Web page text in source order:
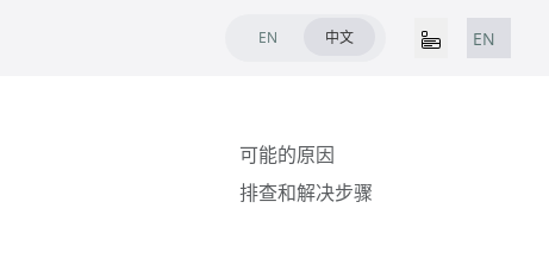
EN 中文 EN
可能的原因
排查和解决步骤